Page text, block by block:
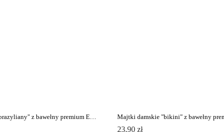
Majtki damskie "brazyliany" z bawełny premium ENERGY LB 1295
23,90 zł